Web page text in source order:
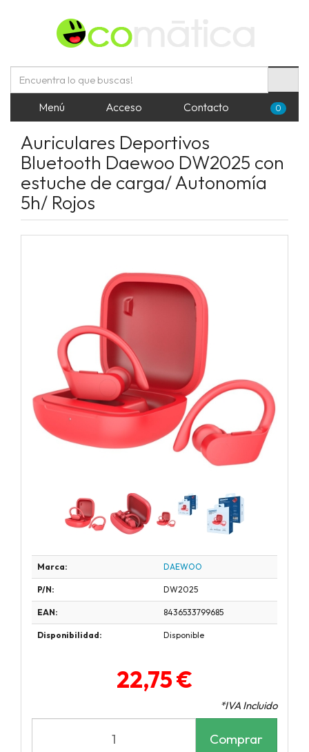
Menú Acceso Contacto 0
Auriculares Deportivos
Bluetooth Daewoo DW2025 con
estuche de carga/ Autonomía
5h/ Rojos
Marca: DAEWOO
P/N: DW2025
EAN: 8436533799685
Disponibilidad: Disponible
22,75 €
*IVA Incluido
Comprar